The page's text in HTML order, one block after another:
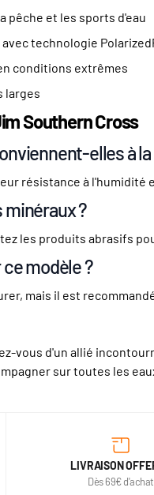
pêche et les sports d'eau
technologie
conditions extrêmes
larges
Southern Cross
elles à
résistance à l'humidité
?
les produits abrasifs
modèle ?
mais il est
vous d'un allié
sur toutes les
LIVRAISON
Dès 69€ d'achat